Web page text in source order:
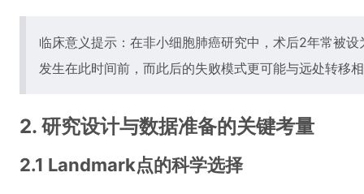
临床意义提示：在非小细胞肺癌研究中，术后2年常被
发生在此时间前，而此后的失败模式更可能与远处转移
2. 研究设计与数据准备的关键考量
2.1 Landmark点的科学选择